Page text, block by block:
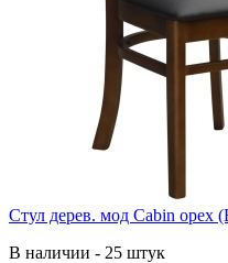
Стул дерев. мод Cabin орех
В наличии - 25 штук